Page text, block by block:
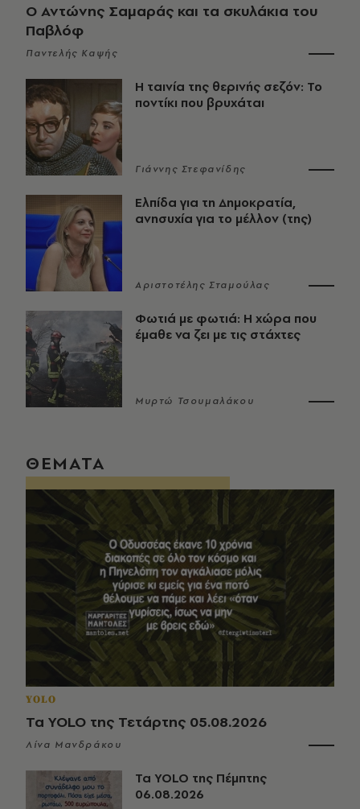
Ο Αντώνης Σαμαράς και τα σκυλάκια του
Παβλόφ
Παντελής Καψής
Η ταινία της θερινής σεζόν: Το
ποντίκι που βρυχάται
Γιάννης Στεφανίδης
Ελπίδα για τη Δημοκρατία,
ανησυχία για το μέλλον (της)
Αριστοτέλης Σταμούλας
Φωτιά με φωτιά: Η χώρα που
έμαθε να ζει με τις στάχτες
Μυρτώ Τσουμαλάκου
ΘΕΜΑΤΑ
YOLO
Τα YOLO της Τετάρτης 05.08.2026
Λίνα Μανδράκου
Τα YOLO της Πέμπτης
06.08.2026